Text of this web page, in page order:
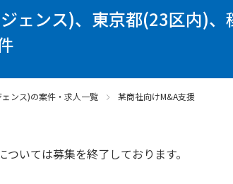
ェンス)、東京都(23区内)
ンス)の案件・求人一覧 某商社向けM&A支援
ついては募集を終了しております。